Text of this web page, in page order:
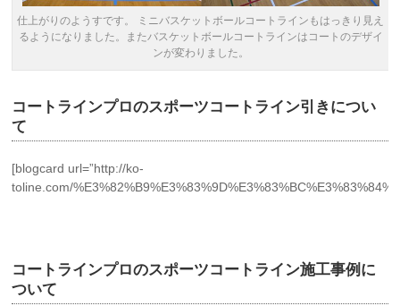
仕上がりのようすです。 ミニバスケットボールコートラインもはっきり見え
るようになりました。またバスケットボールコートラインはコートのデザイ
ンが変わりました。
コートラインプロのスポーツコートライン引きについ
て
[blogcard url=”http://ko-
toline.com/
コートラインプロのスポーツコートライン施工事例に
ついて